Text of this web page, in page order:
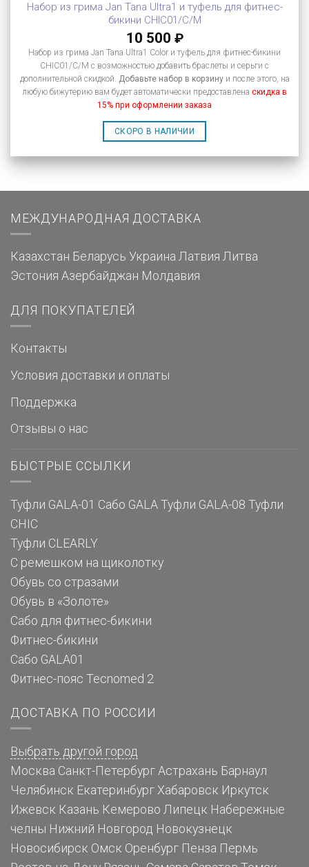
Набор из грима Jan Tana Ultra1 и туфель для фитнес-
бикини CHIC01/C/M
10 500 ₽
Набор из грима Jan Tana Ultra1 Color и туфель для фитнес-бикини
CHIC01/C/M с возможностью добавить браслеты и серьги с
дополнительной скидкой.
Добавьте набор в корзинуи после этого, на
любую бижутерию вам будет автоматически предоставлена скидка в
15% при оформлении заказа
СКОРО В НАЛИЧИИ
МЕЖДУНАРОДНАЯ ДОСТАВКА
Казахстан Беларусь Украина Латвия Литва
Эстония Азербайджан Молдавия
ДЛЯ ПОКУПАТЕЛЕЙ
Контакты
Условия доставки и оплаты
Поддержка
Отзывы о нас
БЫСТРЫЕ ССЫЛКИ
Туфли GALA-01 Сабо GALA Туфли GALA-08 Туфли
CHIC
Туфли CLEARLY
С ремешком на щиколотку
Обувь со стразами
Обувь в «Золоте»
Сабо для фитнес-бикини
Фитнес-бикини
Сабо GALA01
Фитнес-пояс Tecnomed 2
ДОСТАВКА ПО РОССИИ
Выбрать другой город
Москва Санкт-Петербург Астрахань Барнаул
Челябинск Екатеринбург Хабаровск Иркутск
Ижевск Казань Кемерово Липецк Набережные
челны Нижний Новгород Новокузнецк
Новосибирск Омск Оренбург Пенза Пермь